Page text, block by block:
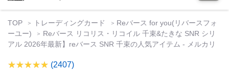
TOP トレーディングカード
Reバース for you(リバースフォ
ーユー)
Reバース リコリス・リコイル 千束&たきな SNR シリ
アル 2026年最新】reバース SNR 千束の人気アイテム - メルカリ
(2407)